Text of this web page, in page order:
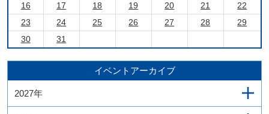
16
17 18 19 20 21
22
23
24 25 26 27 28
29
30
31
イベントアーカイブ
2027年